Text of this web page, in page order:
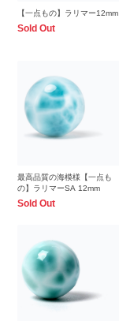
【一点もの】ラリマー12mm
Sold Out
最高品質の海模様【一点も
の】ラリマーSA 12mm
Sold Out